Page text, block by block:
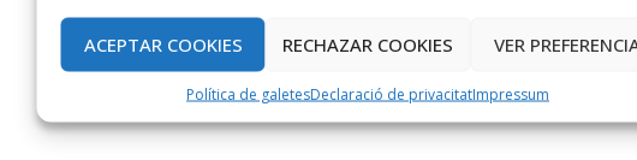
ACEPTAR COOKIES RECHAZAR COOKIES VER
Política de galetesDeclaració de privacitatImpressum